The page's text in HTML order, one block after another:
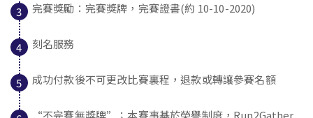
完賽獎勵：完賽獎牌，完賽證書(約 10-10-2020)
刻名服務
成功付款後不可更改比賽裏程，退款或轉讓參賽名額
“不完賽無獎牌” ；本賽事基於榮譽制度，Run2Gather